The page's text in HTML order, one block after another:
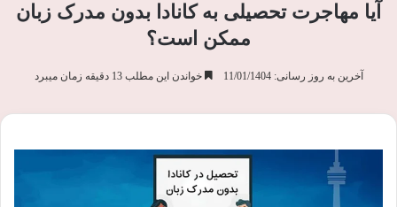
آیا مهاجرت تحصیلی به کانادا بدون مدرک زبان
ممکن است؟
آخرین به روز رسانی: 11/01/1404 خواندن این مطلب 13 دقیقه زمان میبرد